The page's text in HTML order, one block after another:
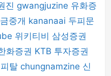
진 gwangjuzine 유화증
중개 kananaai 두피문
위키티비 삼성증권
화증권 KTB 투자증권
탈 chungnamzine 신